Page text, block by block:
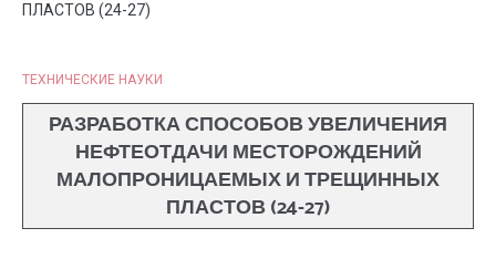
ПЛАСТОВ (24-27)
ТЕХНИЧЕСКИЕ НАУКИ
РАЗРАБОТКА СПОСОБОВ УВЕЛИЧЕНИЯ
НЕФТЕОТДАЧИ МЕСТОРОЖДЕНИЙ
МАЛОПРОНИЦАЕМЫХ И ТРЕЩИННЫХ
ПЛАСТОВ (24-27)